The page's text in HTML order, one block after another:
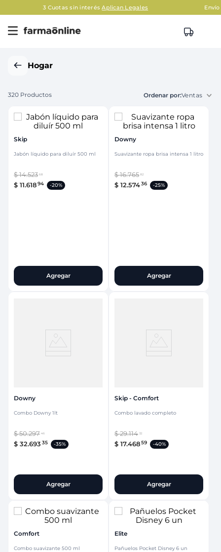
Envío gratis en AMBA en compras mayores a
Hogar
320 Productos Ventas
Skip
Jabón líquido para diluír 500 ml
$14.523 68
$ 11.61894 -20%
Agregar
Downy
Suavizante ropa brisa intensa 1 litro
$16.765 82
$ 12.57436 -25%
Agregar
Downy
Combo Downy 1lt
$50.297 46
$ 32.693 35 -35%
Agregar
Skip - Comfort
Combo lavado completo
$29.114 32
$ 17.46859 -40%
Agregar
Comfort
Combo suavizante 500 ml
Elite
Pañuelos Pocket Disney 6 un